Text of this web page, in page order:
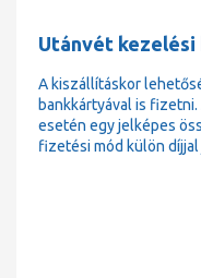
Utánvét kezelési
A kiszállításkor
bankkártyával is
esetén egy jelképes
fizetési mód külön díjjal